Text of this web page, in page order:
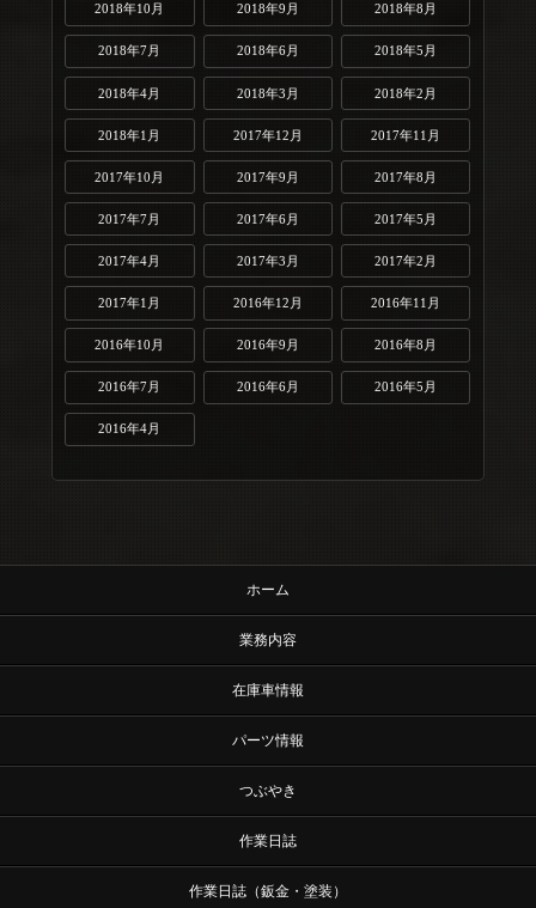
2018年10月 2018年9月 2018年8月
2018年7月 2018年6月 2018年5月
2018年4月 2018年3月 2018年2月
2018年1月 2017年12月 2017年11月
2017年10月 2017年9月 2017年8月
2017年7月 2017年6月 2017年5月
2017年4月 2017年3月 2017年2月
2017年1月 2016年12月 2016年11月
2016年10月 2016年9月 2016年8月
2016年7月 2016年6月 2016年5月
2016年4月
ホーム
業務内容
在庫車情報
パーツ情報
つぶやき
作業日誌
作業日誌（鈑金・塗装）